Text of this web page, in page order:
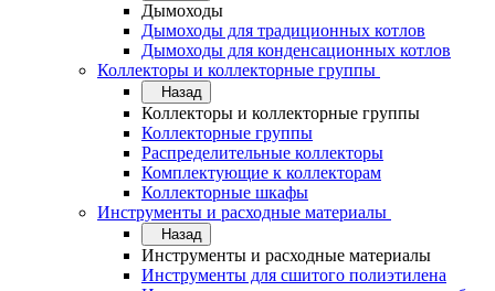
Дымоходы
Дымоходы для традиционных котлов
Дымоходы для конденсационных котлов
Коллекторы и коллекторные группы
Назад
Коллекторы и коллекторные группы
Коллекторные группы
Распределительные коллекторы
Комплектующие к коллекторам
Коллекторные шкафы
Инструменты и расходные материалы
Назад
Инструменты и расходные материалы
Инструменты для сшитого полиэтилена